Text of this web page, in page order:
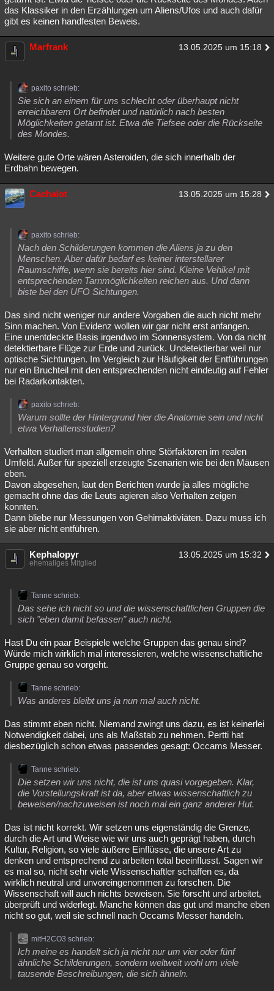
das Klassiker in den Erzählungen um Aliens/Ufos und auch dafür
gibt es keinen handfesten Beweis.
Marfrank 13.05.2025 um 15:18
paxito schrieb:
Sie sich an einem für uns schlecht oder überhaupt nicht
erreichbarem Ort befindet und natürlich nach besten
Möglichkeiten getarnt ist. Etwa die Tiefsee oder die Rückseite
des Mondes.
Weitere gute Orte wären Asteroiden, die sich innerhalb der
Erdbahn bewegen.
Cachalot 13.05.2025 um 15:28
paxito schrieb:
Nach den Schilderungen kommen die Aliens ja zu den
Menschen. Aber dafür bedarf es keiner interstellarer
Raumschiffe, wenn sie bereits hier sind. Kleine Vehikel mit
entsprechenden Tarnmöglichkeiten reichen aus. Und dann
biste bei den UFO Sichtungen.
Das sind nicht weniger nur andere Vorgaben die auch nicht mehr
Sinn machen. Von Evidenz wollen wir gar nicht erst anfangen.
Eine unentdeckte Basis irgendwo im Sonnensystem. Von da nicht
detektierbare Flüge zur Erde und zurück. Undetektierbar weil nur
optische Sichtungen. Im Vergleich zur Häufigkeit der Entführungen
nur ein Bruchteil mit den entsprechenden nicht eindeutig auf Fehler
bei Radarkontakten.
paxito schrieb:
Warum sollte der Hintergrund hier die Anatomie sein und nicht
etwa Verhaltensstudien?
Verhalten studiert man allgemein ohne Störfaktoren im realen
Umfeld. Außer für speziell erzeugte Szenarien wie bei den Mäusen
eben.
Davon abgesehen, laut den Berichten wurde ja alles mögliche
gemacht ohne das die Leuts agieren also Verhalten zeigen
konnten.
Dann bliebe nur Messungen von Gehirnaktiviäten. Dazu muss ich
sie aber nicht entführen.
Kephalopyr 13.05.2025 um 15:32
ehemaliges Mitglied
Tanne schrieb:
Das sehe ich nicht so und die wissenschaftlichen Gruppen die
sich "eben damit befassen" auch nicht.
Hast Du ein paar Beispiele welche Gruppen das genau sind?
Würde mich wirklich mal interessieren, welche wissenschaftliche
Gruppe genau so vorgeht.
Tanne schrieb:
Was anderes bleibt uns ja nun mal auch nicht.
Das stimmt eben nicht. Niemand zwingt uns dazu, es ist keinerlei
Notwendigkeit dabei, uns als Maßstab zu nehmen. Pertti hat
diesbezüglich schon etwas passendes gesagt: Occams Messer.
Tanne schrieb:
Die setzen wir uns nicht, die ist uns quasi vorgegeben. Klar,
die Vorstellungskraft ist da, aber etwas wissenschaftlich zu
beweisen/nachzuweisen ist noch mal ein ganz anderer Hut.
Das ist nicht korrekt. Wir setzen uns eigenständig die Grenze,
durch die Art und Weise wie wir uns auch geprägt haben, durch
Kultur, Religion, so viele äußere Einflüsse, die unsere Art zu
denken und entsprechend zu arbeiten total beeinflusst. Sagen wir
es mal so, nicht sehr viele Wissenschaftler schaffen es, da
wirklich neutral und unvoreingenommen zu forschen. Die
Wissenschaft will auch nichts beweisen. Sie forscht und arbeitet,
überprüft und widerlegt. Manche können das gut und manche eben
nicht so gut, weil sie schnell nach Occams Messer handeln.
mitH2CO3 schrieb:
Ich meine es handelt sich ja nicht nur um vier oder fünf
ähnliche Schilderungen, sondern weltweit wohl um viele
tausende Beschreibungen, die sich ähneln.